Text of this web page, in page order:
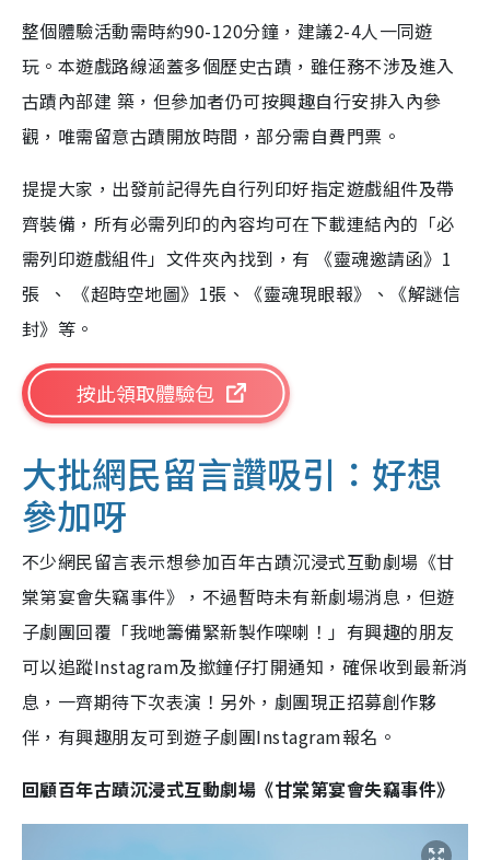
整個體驗活動需時約90-120分鐘，建議2-4人一同遊
玩。本遊戲路線涵蓋多個歷史古蹟，雖任務不涉及進入
古蹟內部建 築，但參加者仍可按興趣自行安排入內參
觀，唯需留意古蹟開放時間，部分需自費門票。
提提大家，出發前記得先自行列印好指定遊戲組件及帶
齊裝備，所有必需列印的內容均可在下載連結內的「必
需列印遊戲組件」文件夾內找到，有 《靈魂邀請函》1
張 、 《超時空地圖》1張、《靈魂現眼報》、《解謎信
封》等。
按此領取體驗包
大批網民留言讚吸引：好想
參加呀
不少網民留言表示想參加百年古蹟沉浸式互動劇場​《甘
棠第宴會失竊事件》，不過暫時未有新劇場消息，但遊
子劇團回覆「我哋籌備緊新製作㗎喇！」有興趣的朋友
可以追蹤Instagram及撳鐘仔打開通知，確保收到最新消
息，一齊期待下次表演！另外，劇團現正招募創作夥
伴，有興趣朋友可到遊子劇團Instagram報名。
回顧百年古蹟沉浸式互動劇場​《甘棠第宴會失竊事件》